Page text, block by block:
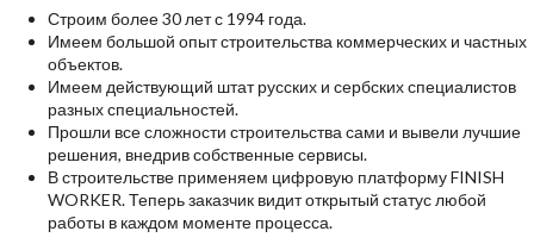
Строим более 30 лет с 1994 года.
Имеем большой опыт строительства коммерческих и частных
объектов.
Имеем действующий штат русских и сербских специалистов
разных специальностей.
Прошли все сложности строительства сами и вывели лучшие
решения, внедрив собственные сервисы.
В строительстве применяем цифровую платформу FINISH
WORKER. Теперь заказчик видит открытый статус любой
работы в каждом моменте процесса.